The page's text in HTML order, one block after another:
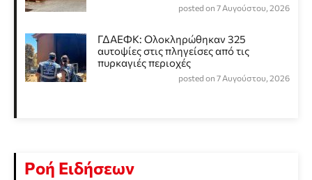
posted on 7 Αυγούστου, 2026
ΓΔΑΕΦΚ: Ολοκληρώθηκαν 325
αυτοψίες στις πληγείσες από τις
πυρκαγιές περιοχές
posted on 7 Αυγούστου, 2026
Ροή Ειδήσεων